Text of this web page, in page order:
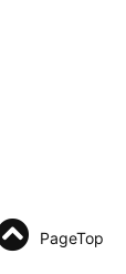
PageTop